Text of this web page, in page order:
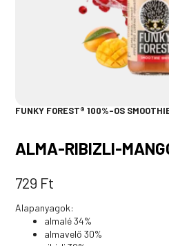
FUNKY FOREST® 100%-OS
ALMA-RIBIZLI-
729 Ft
Alapanyagok:
almalé 34%
almavelő 30%